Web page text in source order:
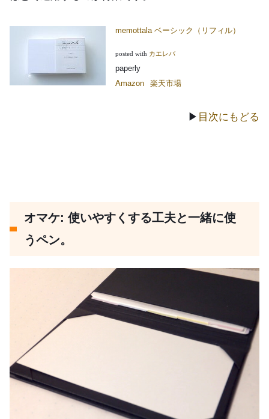
memottala ベーシック（リフィル）
posted with カエレバ
paperly
Amazon
楽天市場
▶ 目次にもどる
オマケ: 使いやすくする工夫と一緒に使
うペン。